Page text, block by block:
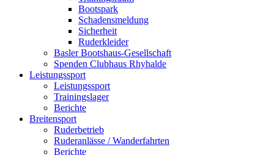
Bootspark
Schadensmeldung
Sicherheit
Ruderkleider
Basler Bootshaus-Gesellschaft
Spenden Clubhaus Rhyhalde
Leistungssport
Leistungssport
Trainingslager
Berichte
Breitensport
Ruderbetrieb
Ruderanlässe / Wanderfahrten
Berichte